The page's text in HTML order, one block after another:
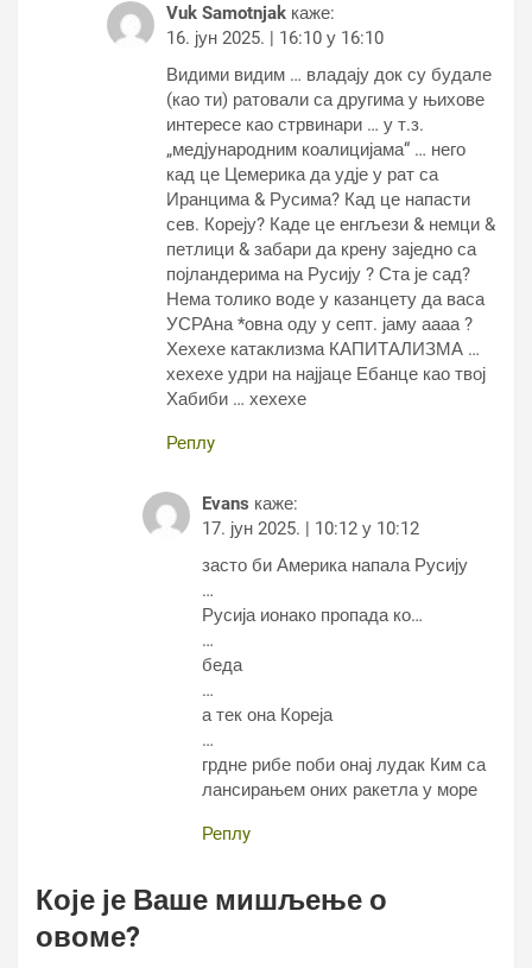
Vuk Samotnjak каже:
16. јун 2025. | 16:10 у 16:10
Видими видим … владају док су будале
(као ти) ратовали са другима у њихове
интересе као стрвинари … у т.з.
„медјународним коалицијама“ … него
кад це Цемерика да удје у рат са
Иранцима & Русима? Кад це напасти
сев. Кореју? Каде це енгљези & немци &
петлици & забари да крену заједно са
појландерима на Русију ? Ста је сад?
Нема толико воде у казанцету да васа
УСРАна *овна оду у септ. јаму аааа ?
Хехехе катаклизма КАПИТАЛИЗМА …
хехехе удри на најјаце Ебанце као твој
Хабиби … хехехе
Реплy
Evans каже:
17. јун 2025. | 10:12 у 10:12
засто би Америка напала Русију
…
Русија ионако пропада ко…
…
беда
…
а тек она Кореја
…
грдне рибе поби онај лудак Ким са
лансирањем оних ракетла у море
Реплy
Које је Ваше мишљење о
овоме?